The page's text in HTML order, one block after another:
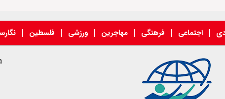
اجتماعی فرهنگی مهاجرین ورزشی فلسطین